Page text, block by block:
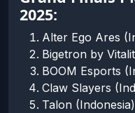
2025:
Alter Ego Ares
Bigetron by
BOOM Esports
Claw Slayers
Talon (Indonesia)